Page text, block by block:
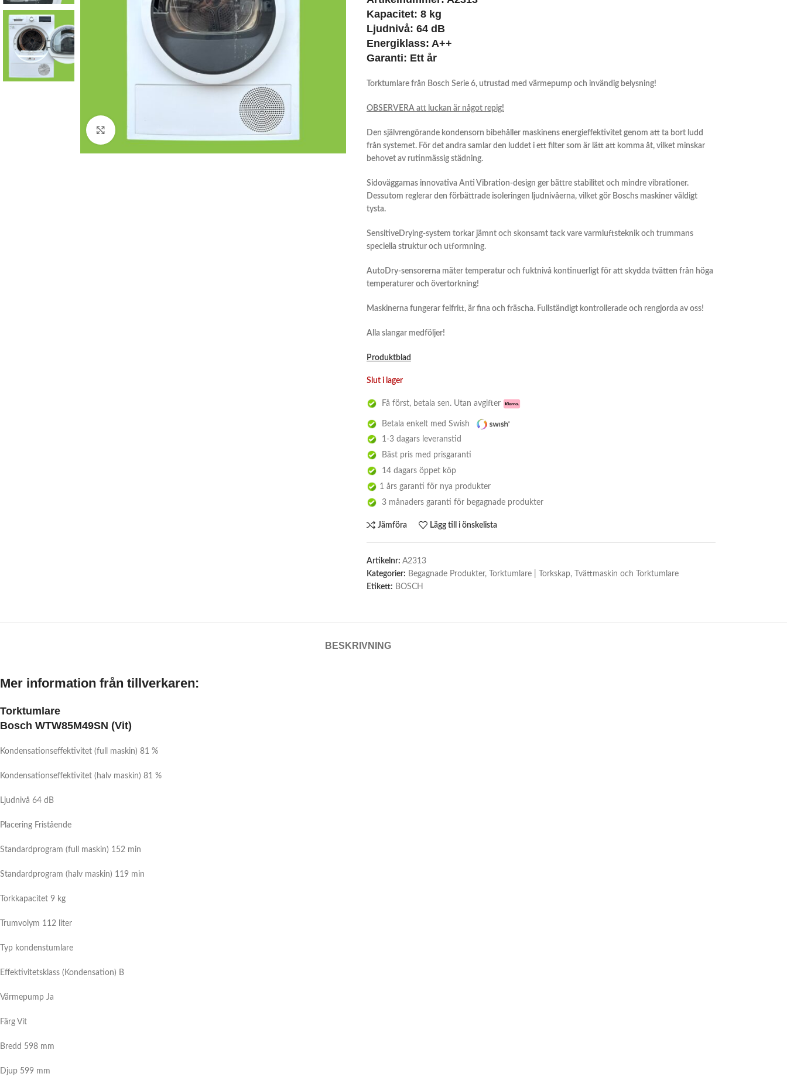
Kapacitet: 8 kg
Ljudnivå: 64 dB
Energiklass: A++
Garanti: Ett år
Torktumlare från Bosch Serie 6, utrustad med värmepump och invändig belysning!
OBSERVERA att luckan är något repig!
Den självrengörande kondensorn bibehåller maskinens energieffektivitet genom att ta bort ludd
från systemet. För det andra samlar den luddet i ett filter som är lätt att komma åt, vilket minskar
behovet av rutinmässig städning.
Sidoväggarnas innovativa Anti Vibration-design ger bättre stabilitet och mindre vibrationer.
Dessutom reglerar den förbättrade isoleringen ljudnivåerna, vilket gör Boschs maskiner väldigt
tysta.
SensitiveDrying-system torkar jämnt och skonsamt tack vare varmluftsteknik och trummans
speciella struktur och utformning.
AutoDry-sensorerna mäter temperatur och fuktnivå kontinuerligt för att skydda tvätten från höga
temperaturer och övertorkning!
Maskinerna fungerar felfritt, är fina och fräscha. Fullständigt kontrollerade och rengjorda av oss!
Alla slangar medföljer!
Produktblad
Slut i lager
Få först, betala sen. Utan avgifter
Betala enkelt med Swish
1-3 dagars leveranstid
Bäst pris med prisgaranti
14 dagars öppet köp
1 års garanti för nya produkter
3 månaders garanti för begagnade produkter
Jämföra Lägg till i önskelista
Artikelnr: A2313
Kategorier: Begagnade Produkter, Torktumlare | Torkskap,
Tvättmaskin och Torktumlare
Etikett: BOSCH
BESKRIVNING
Mer information från tillverkaren:
Torktumlare
Bosch WTW85M49SN (Vit)
Kondensationseffektivitet (full maskin) 81 %
Kondensationseffektivitet (halv maskin) 81 %
Ljudnivå 64 dB
Placering Fristående
Standardprogram (full maskin) 152 min
Standardprogram (halv maskin) 119 min
Torkkapacitet 9 kg
Trumvolym 112 liter
Typ kondenstumlare
Effektivitetsklass (Kondensation) B
Värmepump Ja
Färg Vit
Bredd 598 mm
Djup 599 mm